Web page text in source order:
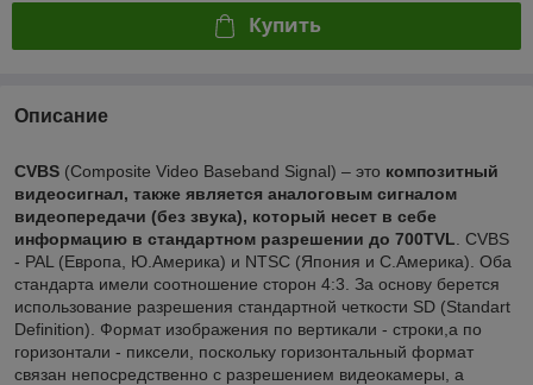
Купить
Описание
CVBS (Composite Video Baseband Signal) – это композитный
видеосигнал, также является аналоговым сигналом
видеопередачи (без звука), который несет в себе
информацию в стандартном разрешении до 700TVL CVBS
- PAL (Европа, Ю.Америка) и NTSC (Япония и С.Америка). Оба
стандарта имели соотношение сторон 4:3. За основу берется
использование разрешения стандартной четкости SD (Standart
Definition). Формат изображения по вертикали - строки,а по
горизонтали - пиксели, поскольку горизонтальный формат
связан непосредственно с разрешением видеокамеры, а